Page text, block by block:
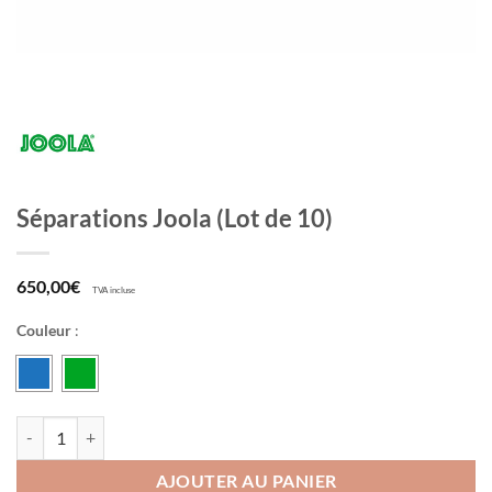
Séparations Joola (Lot de 10)
650,00€ TVA incluse
Couleur :
AJOUTER AU PANIER